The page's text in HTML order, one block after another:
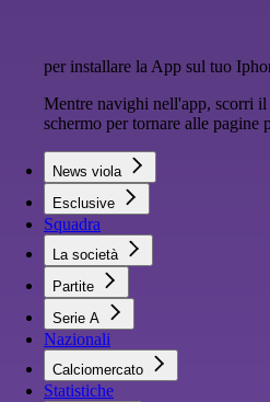
per installare la App sul tuo
Mentre navighi nell'app, scorri il
schermo per tornare alle pagine
News viola
Esclusive
Squadra
La società
Partite
Serie A
Nazionali
Calciomercato
Statistiche